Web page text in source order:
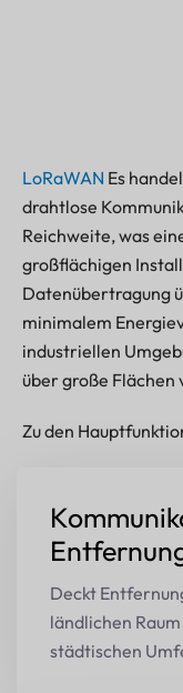
LoRaWAN Es
drahtlose
Reichweite, was
großflächigen
Datenübertragung
minimalem
industriellen
über große Flächen
Zu den
Deckt
ländlichen
städtischen